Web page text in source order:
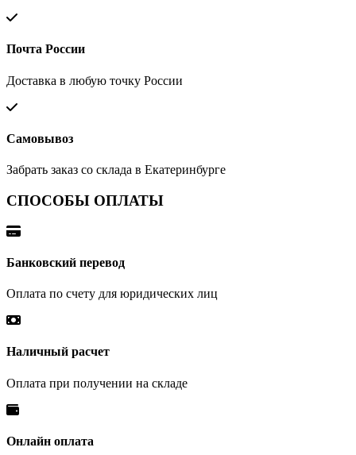
Почта России
Доставка в любую точку России
Самовывоз
Забрать заказ со склада в Екатеринбурге
СПОСОБЫ ОПЛАТЫ
Банковский перевод
Оплата по счету для юридических лиц
Наличный расчет
Оплата при получении на складе
Онлайн оплата